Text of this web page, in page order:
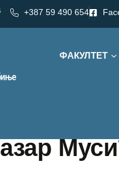
+387 59 490 654
ФАКУЛТЕТ